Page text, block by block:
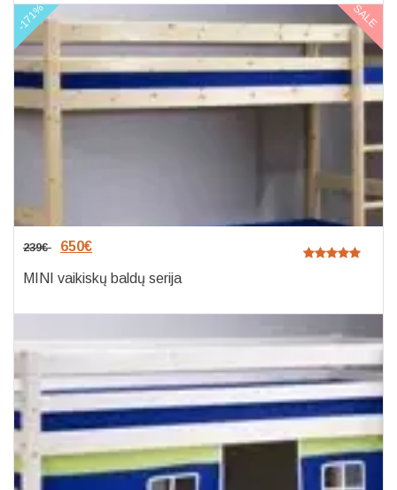
-171% SALE
239€ 650€
MINI vaikiskų baldų serija